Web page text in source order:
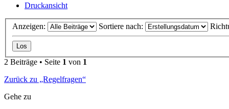
Druckansicht
Anzeigen: Sortiere nach:
2 Beiträge • Seite 1 von 1
Zurück zu „Regelfragen“
Gehe zu